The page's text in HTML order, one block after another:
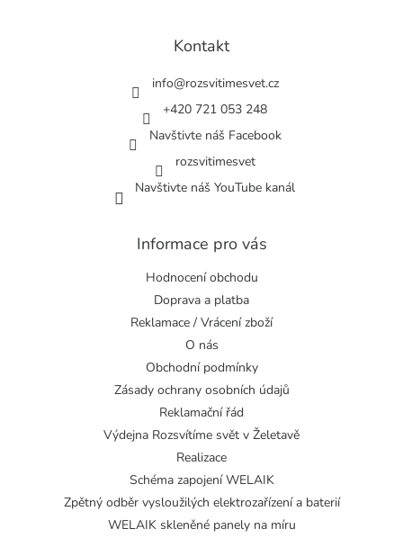
Kontakt
info@rozsvitimesvet.cz
+420 721 053 248
Navštivte náš Facebook
rozsvitimesvet
Navštivte náš YouTube kanál
Informace pro vás
Hodnocení obchodu
Doprava a platba
Reklamace / Vrácení zboží
O nás
Obchodní podmínky
Zásady ochrany osobních údajů
Reklamační řád
Výdejna Rozsvítíme svět v Želetavě
Realizace
Schéma zapojení WELAIK
Zpětný odběr vysloužilých elektrozařízení a baterií
WELAIK skleněné panely na míru